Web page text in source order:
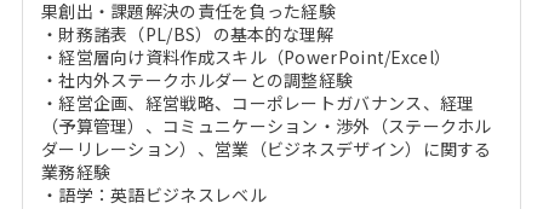
果創出・課題解決の責任を負った経験
・財務諸表（PL/BS）の基本的な理解
・経営層向け資料作成スキル（PowerPoint/Excel）
・社内外ステークホルダーとの調整経験
・経営企画、経営戦略、コーポレートガバナンス、経理
（予算管理）、コミュニケーション・渉外（ステークホル
ダーリレーション）、営業（ビジネスデザイン）に関する
業務経験
・語学：英語ビジネスレベル